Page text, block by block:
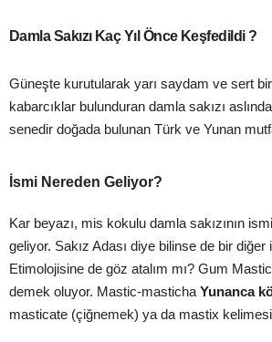
Damla Sakızı Kaç Yıl Önce Keşfedildi ?
Güneşte kurutularak yarı saydam ve sert
kabarcıklar bulunduran damla sakızı
senedir doğada bulunan Türk ve Yunan
İsmi Nereden Geliyor?
Kar beyazı, mis kokulu damla sakızının ismi
geliyor. Sakız Adası diye bilinse de bir diğer
Etimolojisine de göz atalım mı? Gum
demek oluyor. Mastic-masticha Yunanca
masticate (çiğnemek) ya da mastix